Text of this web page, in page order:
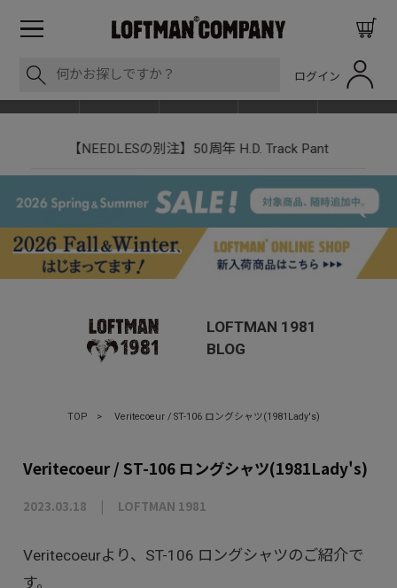
ログイン
【NEEDLESの別注】50周年 H.D. Track Pant
LOFTMAN 1981
BLOG
TOP > Veritecoeur / ST-106 ロングシャツ(1981Lady's)
Veritecoeur / ST-106 ロングシャツ(1981Lady's)
2023.03.18 LOFTMAN 1981
Veritecoeurより、ST-106 ロングシャツのご紹介で
す。